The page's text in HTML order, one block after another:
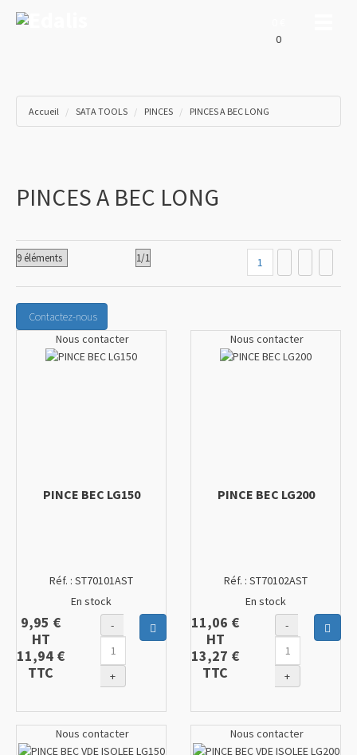
0
Accueil SATA TOOLS PINCES PINCES A BEC LONG
PINCES A BEC LONG
1
Contactez-nous
Nous contacter
PINCE BEC LG150
Réf. : ST70101AST
En stock
9,95 €
HT
11,94 €
TTC
-
+
Ajouter au panier
Nous contacter
PINCE BEC LG200
Réf. : ST70102AST
En stock
11,06 €
HT
13,27 €
TTC
-
+
Nous contacter Nous contacter